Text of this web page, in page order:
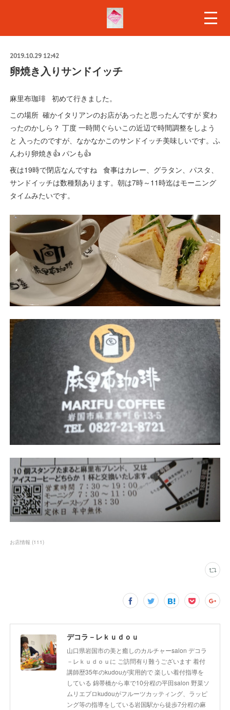
2019.10.29 12:42
卵焼き入りサンドイッチ
麻里布珈琲 初めて行きました。
この場所 確かイタリアンのお店があったと思ったんですが 変わ
ったのかしら？ 丁度 一時間ぐらいこの近辺で時間調整をしよう
と 入ったのですが、なかなかこのサンドイッチ美味しいです。ふ
んわり卵焼き👍 パンも👍
夜は19時で閉店なんですね 食事はカレー、グラタン、パスタ、
サンドイッチは数種類あります。朝は7時～11時迄はモーニング
タイムみたいです。
お店情報 (111)
デコラ－レｋｕｄｏｕ
山口県岩国市の美と癒しのカルチャーsalon デコラ
－レｋｕｄｏｕに ご訪問有り難うございます 着付
講師歴35年のkudouが実用的で 楽しい着付指導を
している 錦帯橋から車で10分程の平田salon 野菜ソ
ムリエプロkudouがフルーツカッティング、ラッピ
ング等の指導をしている岩国駅から徒歩7分程の麻